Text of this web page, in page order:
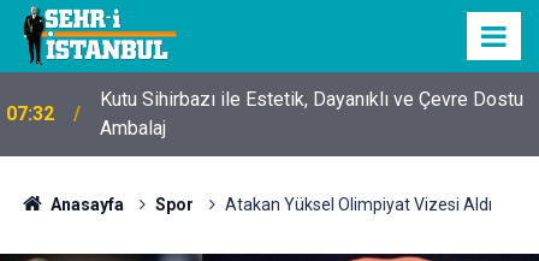
07:32
Kutu Sihirbazı ile Estetik, Dayanıklı ve Çevre Dostu
Ambalaj
Anasayfa Spor Atakan Yüksel Olimpiyat Vizesi Aldı